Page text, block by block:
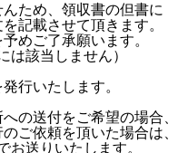
ため、領収書の但書に
記載させて頂きます。
めご了承願います。
は該当しません）
行いたします。
の送付をご希望の場合、
ご依頼を頂いた場合は、
お送りいたします。